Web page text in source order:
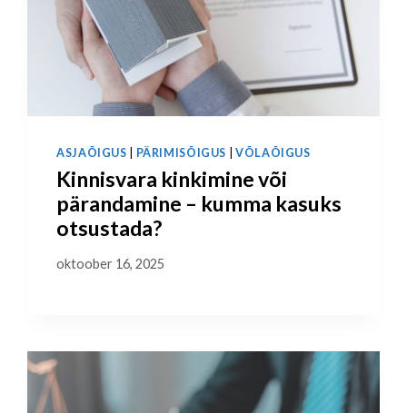
ASJAÕIGUS PÄRIMISÕIGUS |VÕLAÕIGUS
Kinnisvara kinkimine või
pärandamine – kumma kasuks
otsustada?
oktoober 16, 2025